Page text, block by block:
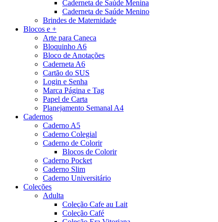
Caderneta de Saúde Menina
Caderneta de Saúde Menino
Brindes de Maternidade
Blocos e +
Arte para Caneca
Bloquinho A6
Bloco de Anotações
Caderneta A6
Cartão do SUS
Login e Senha
Marca Página e Tag
Papel de Carta
Planejamento Semanal A4
Cadernos
Caderno A5
Caderno Colegial
Caderno de Colorir
Blocos de Colorir
Caderno Pocket
Caderno Slim
Caderno Universitário
Coleções
Adulta
Coleção Cafe au Lait
Coleção Café